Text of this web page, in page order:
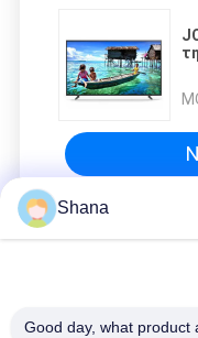
Η έξυπνη
JCVision 75 ιντσών
Shana
Good day, what product